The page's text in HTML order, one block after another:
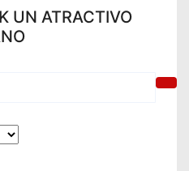
UN ATRACTIVO